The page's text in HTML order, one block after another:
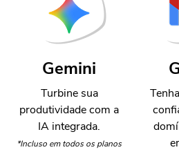
Gemini
Turbine sua
produtividade com a
IA integrada.
*Incluso em todos os planos